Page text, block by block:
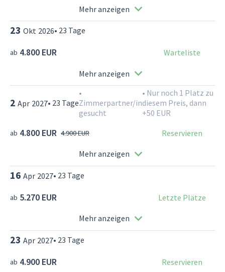
Mehr anzeigen
23 Okt 2026• 23 Tage
ab 4.800 EUR Warteliste
Mehr anzeigen
2 Apr 2027• 23 Tage
•
Zimmerpartner/in
gesucht
• Nur noch 1 Platz zu
diesem Preis, dann
+50 EUR
ab 4.800 EUR 4.900 EUR Reservieren
Mehr anzeigen
16 Apr 2027• 23 Tage
ab 5.270 EUR Letzte Plätze
Mehr anzeigen
23 Apr 2027• 23 Tage
ab 4.900 EUR Reservieren